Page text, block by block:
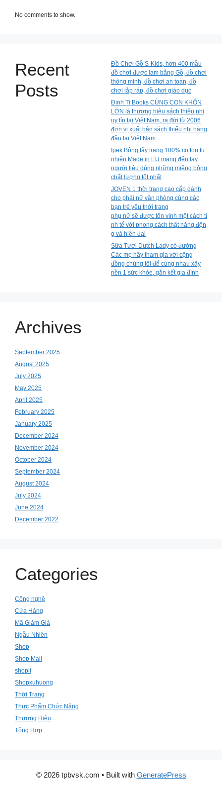
No comments to show.
Recent
Posts
Đồ Chơi Gỗ S-Kids, hơn 400 mẫu
đồ chơi được làm bằng Gỗ, đồ chơi
thông minh, đồ chơi an toàn, đồ
chơi lắp ráp, đồ chơi giáo dục
Đinh Tị Books CÙNG CON KHÔN
LỚN là thương hiệu sách thiếu nhi
uy tín tại Việt Nam, ra đời từ 2006
đơn vị xuất bản sách thiếu nhi hàng
đầu tại Việt Nam
Ipek Bông tẩy trang 100% cotton tự
nhiên Made in EU mang đến tay
người tiêu dùng những miếng bông
chất lượng tốt nhất
JOVEN 1 thời trang cao cấp dành
cho phái nữ văn phòng cùng các
bạn trẻ yêu thời trang
phụ nữ sẽ được tôn vinh một cách ti
nh tế với phong cách thật năng độn
g và hiện đại
Sữa Tươi Dutch Lady có đường
Các mẹ hãy tham gia với cộng
đồng chúng tôi để cùng nhau xây
nền 1 sức khỏe, gắn kết gia đình
Archives
September 2025
August 2025
July 2025
May 2025
April 2025
February 2025
January 2025
December 2024
November 2024
October 2024
September 2024
August 2024
July 2024
June 2024
December 2022
Categories
Công nghệ
Cửa Hàng
Mã Giảm Giá
Ngẫu Nhiên
Shop
Shop Mall
shopii
Shopxuhuong
Thời Trang
Thực Phẩm Chức Năng
Thương Hiệu
Tổng Hợp
© 2026 tpbvsk.com • Built with GeneratePress